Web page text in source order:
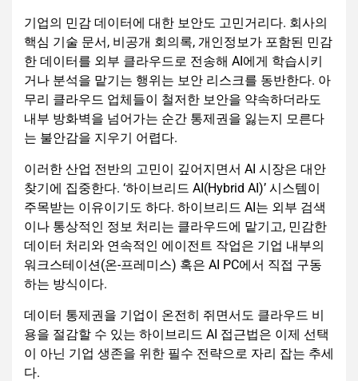
기업의 민감 데이터에 대한 보안도 고민거리다. 회사의
핵심 기술 문서, 비공개 회의록, 개인정보가 포함된 민감
한 데이터를 외부 클라우드로 전송해 AI에게 학습시키
거나 분석을 맡기는 행위는 보안 리스크를 동반한다. 아
무리 클라우드 업체들이 철저한 보안을 약속하더라도
내부 방화벽을 넘어가는 순간 통제권을 잃는지 모른다
는 불안감을 지우기 어렵다.
이러한 산업 전반의 고민이 깊어지면서 AI 시장은 대안
찾기에 집중한다. ‘하이브리드 AI(Hybrid AI)’ 시스템이
주목받는 이유이기도 하다. 하이브리드 AI는 외부 검색
이나 통상적인 정보 처리는 클라우드에 맡기고, 민감한
데이터 처리와 연속적인 에이전트 작업은 기업 내부의
워크스테이션(온-프레미스) 혹은 AI PC에서 직접 구동
하는 방식이다.
데이터 통제권을 기업이 온전히 쥐면서도 클라우드 비
용을 절감할 수 있는 하이브리드 AI 접근법은 이제 선택
이 아닌 기업 생존을 위한 필수 전략으로 자리 잡는 추세
다.